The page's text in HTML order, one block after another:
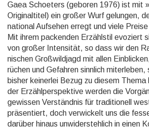
Gaea Schoeters (geboren 1976) ist mit
Original­titel) ein großer Wurf gelungen,
national Aufsehen erregt und viele
Mit ihrem packenden Erzähl­stil evoziert
von großer Inten­sität, so dass wir den
nischen Groß­wild­jagd mit allen
rüchen und Ge­fahren sinn­lich
bisher keiner­lei Bezug zu diesem
der Erzähl­per­spek­tive werden die
gewissen Ver­ständ­nis für tradi­tionell
prä­sentiert, doch ver­wickelt uns die
darüber hinaus un­wider­steh­lich in einen